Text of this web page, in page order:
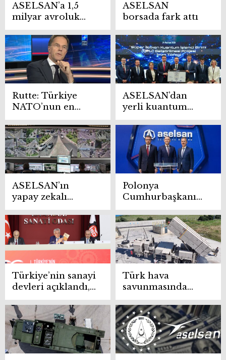
ASELSAN’a 1,5
milyar avroluk
yeni hava
savunma
sözleşmesi
ASELSAN
borsada fark attı
Rutte: Türkiye
NATO’nun en
güçlü
ordularından
birine sahip
ASELSAN’dan
yerli kuantum
işlemci hamlesi
ASELSAN’ın
yapay zekalı
güvenlik
sistemleri sahada
etkinliği artırıyor
Polonya
Cumhurbaşkanı
Nawrocki
ASELSAN
tesislerini ziyaret
etti
Türkiye’nin sanayi
devleri açıklandı,
TÜPRAŞ zirveyi
bırakmadı
Türk hava
savunmasında
önemli adım